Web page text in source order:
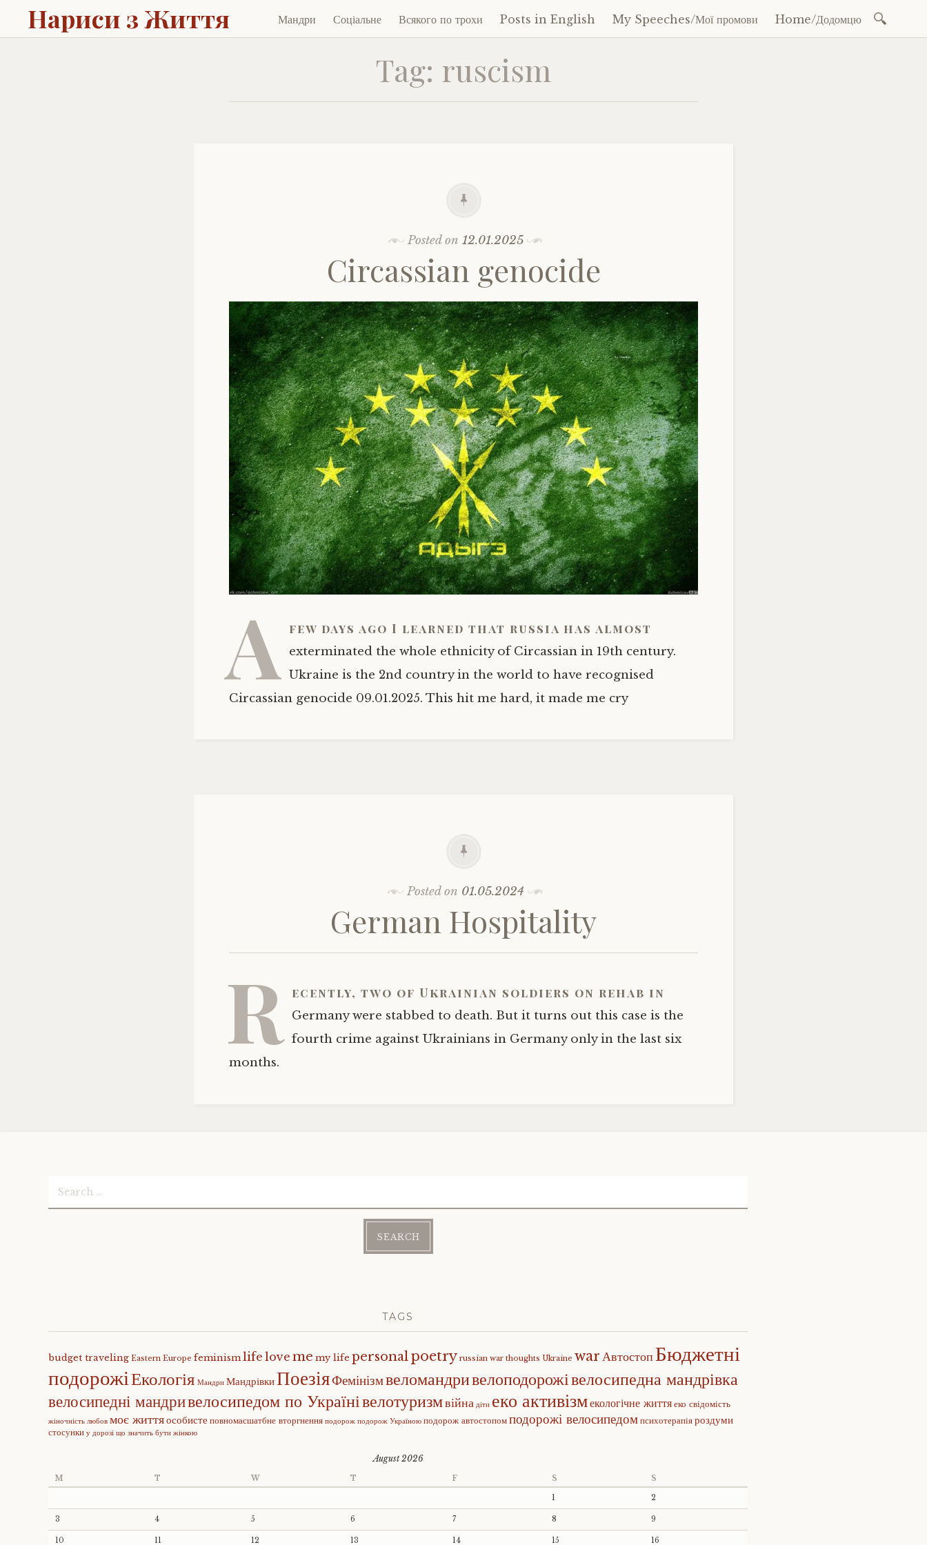
Нариси з Життя
Skip
to
Мандри Соціальне Всякого по трохи Posts in English My Speeches/Мої промови Home/Додомцю
Tag: ruscism
Posted on12.01.2025
Circassian genocide
A few days ago I learned that russia has almost
exterminated the whole ethnicity of Circassian in 19th century.
Ukraine is the 2nd country in the world to have recognised
Circassian genocide 09.01.2025. This hit me hard, it made me cry
Posted on 01.05.2024
German Hospitality
R ecently, two of Ukrainian soldiers on rehab in
Germany were stabbed to death. But it turns out this case is the
fourth crime against Ukrainians in Germany only in the last six
months.
Search
for:
TAGS
budget traveling Eastern Europe feminismlife love me my life personalpoetry russian war thoughts Ukraine warАвтостопБюджетні
подорожіЕкологія Мандри МандрівкиПоезіяФемінізмвеломандривелоподорожівелосипедна мандрівка
велосипедні мандривелосипедом по Українівелотуризмвійна діти еко активізмекологічне життяеко свідомість
жіночність любов моє життяособисте повномасшатбне вторгнення подорож подорож Україною подорож автостопомподорожі велосипедомпсихотерапіяроздуми
стосунки у дорозі що значить бути жінкою
August 2026
M T W T F S S
1 2
3 4 5 6 7 8 9
10 11 12 13 14 15 16